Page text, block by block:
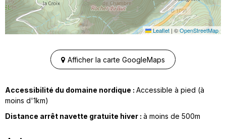
Leaflet | ©OpenStreetMap
Afficher la carte GoogleMaps
Accessibilité du domaine nordique : Accessible à pied (à
moins d'1km)
Distance arrêt navette gratuite hiver : à moins de 500m